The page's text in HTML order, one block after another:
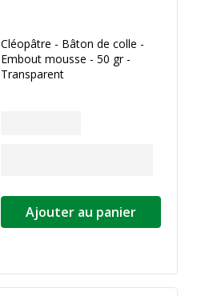
Cléopâtre - Bâton de colle -
Embout mousse - 50 gr -
Transparent
Ajouter au panier